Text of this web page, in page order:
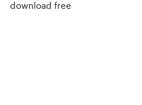
download free